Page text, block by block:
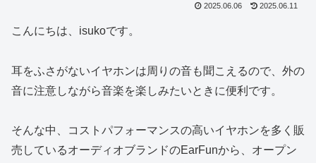
2025.06.06 2025.06.11
こんにちは、isukoです。
耳をふさがないイヤホンは周りの音も聞こえるので、外の
音に注意しながら音楽を楽しみたいときに便利です。
そんな中、コストパフォーマンスの高いイヤホンを多く販
売しているオーディオブランドのEarFunから、オープン